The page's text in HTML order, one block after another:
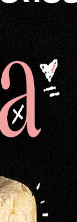
de pasta
con matices
con leche